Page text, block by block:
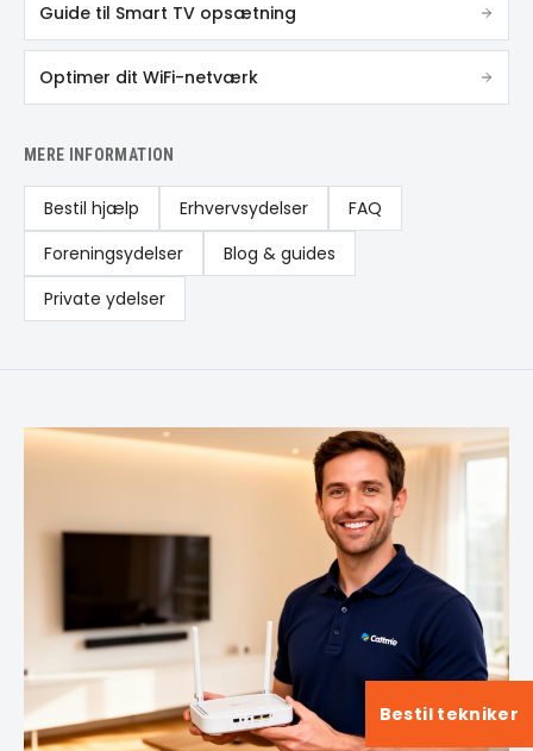
Guide til Smart TV opsætning
Optimer dit WiFi-netværk
MERE INFORMATION
Bestil hjælp Erhvervsydelser
FAQ
Foreningsydelser
Blog & guides
Private ydelser
Bestil tekniker